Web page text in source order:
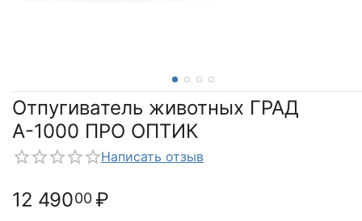
Отпугиватель животных ГРАД
А-1000 ПРО ОПТИК
Написать отзыв
12 49000 ₽